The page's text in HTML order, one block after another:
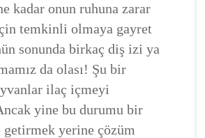
kadar onun ruhuna zarar
temkinli olmaya gayret
sonunda birkaç diş izi ya
da olası! Şu bir
ilaç içmeyi
yine bu durumu bir
getirmek yerine çözüm